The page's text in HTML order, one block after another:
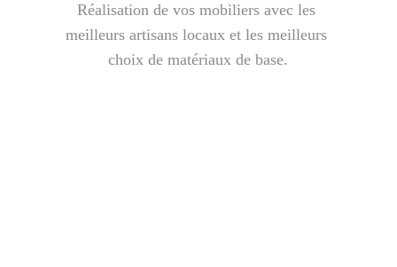
Réalisation de vos mobiliers avec les
meilleurs artisans locaux et les meilleurs
choix de matériaux de base.